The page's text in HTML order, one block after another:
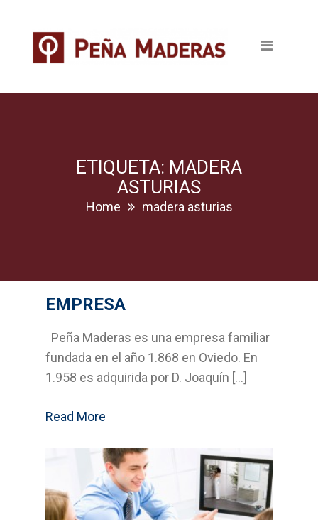
Productos
Tableros
Pavimentos
Revestimientos
Ventanas
Bricolage
Cocinas
Cabinas Sanitarias
Formica
ETIQUETA: MADERA
ASTURIAS
Home madera asturias
EMPRESA
Peña Maderas es una empresa familiar
fundada en el año 1.868 en Oviedo. En
1.958 es adquirida por D. Joaquín […]
Read More